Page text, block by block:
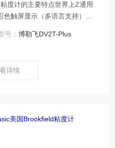
度计的主要特点世界上Z通用
触屏显示（多语言支持）
能够满足不同的测量范围美
粘度计加强型安全控制：
号：博勒飞DV2T-Plus
详情